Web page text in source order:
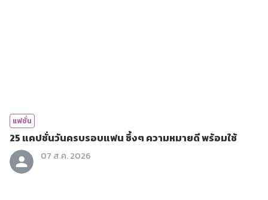
แฟชั่น
25 แคปชั่นวันครบรอบแฟน ซึ้งๆ ความหมายดี พร้อมใช้
07 ส.ค. 2026